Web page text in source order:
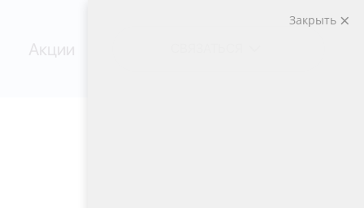
Акции
Закрыть